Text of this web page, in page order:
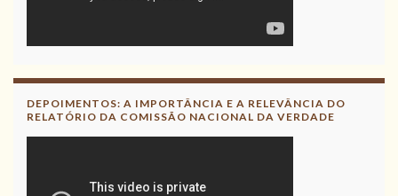
DEPOIMENTOS: A IMPORTÂNCIA E A RELEVÂNCIA DO
RELATÓRIO DA COMISSÃO NACIONAL DA VERDADE